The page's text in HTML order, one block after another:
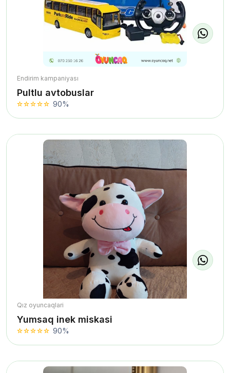
Endirim kampaniyası
Pultlu avtobuslar
90%
Qız oyuncaqlari
Yumsaq inek miskasi
90%